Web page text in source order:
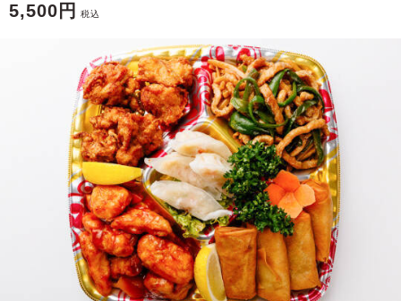
5,500円 税込